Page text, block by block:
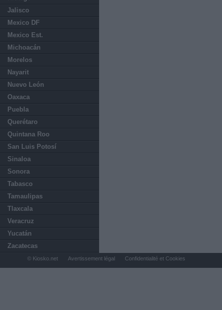
Jalisco
Mexico DF
Mexico Est.
Michoacán
Morelos
Nayarit
Nuevo León
Oaxaca
Puebla
Querétaro
Quintana Roo
San Luis Potosí
Sinaloa
Sonora
Tabasco
Tamaulipas
Tlaxcala
Veracruz
Yucatán
Zacatecas
© Kiosko.net Avertissement légal Confidentialité et Cookies